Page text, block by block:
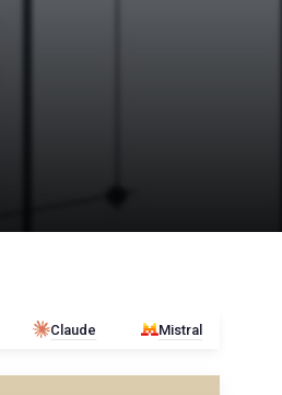
Claude Mistral